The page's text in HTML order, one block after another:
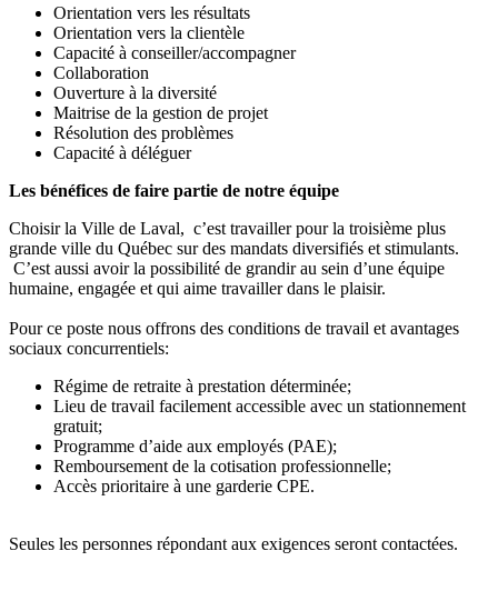
Orientation vers les résultats
Orientation vers la clientèle
Capacité à conseiller/accompagner
Collaboration
Ouverture à la diversité
Maitrise de la gestion de projet
Résolution des problèmes
Capacité à déléguer
Les bénéfices de faire partie de notre équipe
Choisir la Ville de Laval, c’est travailler pour la troisième plus
grande ville du Québec sur des mandats diversifiés et stimulants.
C’est aussi avoir la possibilité de grandir au sein d’une équipe
humaine, engagée et qui aime travailler dans le plaisir.
Pour ce poste nous offrons des conditions de travail et avantages
sociaux concurrentiels:
Régime de retraite à prestation déterminée;
Lieu de travail facilement accessible avec un stationnement
gratuit;
Programme d’aide aux employés (PAE);
Remboursement de la cotisation professionnelle;
Accès prioritaire à une garderie CPE.
Seules les personnes répondant aux exigences seront contactées.